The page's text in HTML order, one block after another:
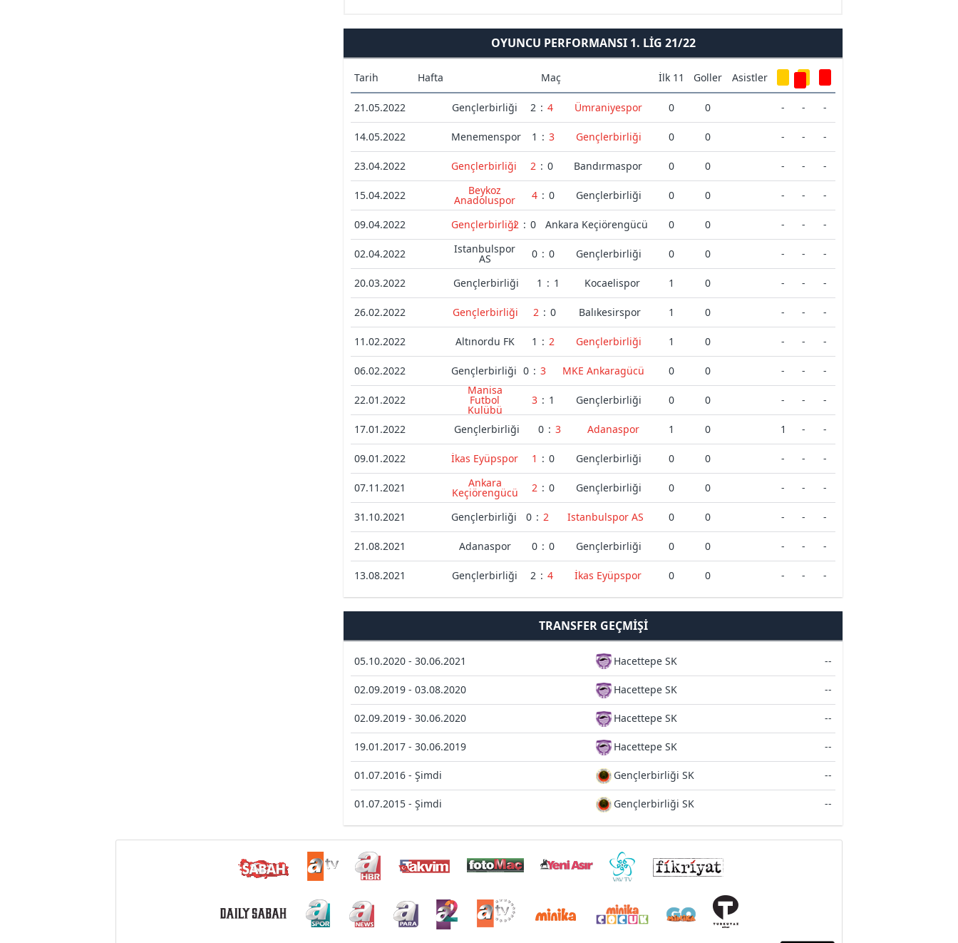
OYUNCU PERFORMANSI 1. LIG 21/22
Tarih Hafta Maç İlk 11 Goller Asistler
21.05.2022 Gençlerbirliği 2 : 4 Ümraniyespor 0 0 - - -
14.05.2022 Menemenspor 1 : 3 Gençlerbirliği 0 0 - - -
23.04.2022 Gençlerbirliği 2 : 0 Bandırmaspor 0 0 - - -
15.04.2022 Beykoz
Anadoluspor 4 : 0 Gençlerbirliği 0 0 - - -
09.04.2022 Gençlerbirliği2 : 0 Ankara Keçiörengücü 0 0 - - -
02.04.2022 Istanbulspor
AS 0 : 0 Gençlerbirliği 0 0 - - -
20.03.2022 Gençlerbirliği 1 : 1 Kocaelispor 1 0 - - -
26.02.2022 Gençlerbirliği 2 : 0 Balıkesirspor 1 0 - - -
11.02.2022 Altınordu FK 1 : 2 Gençlerbirliği 1 0 - - -
06.02.2022 Gençlerbirliği 0 : 3 MKE Ankaragücü 0 0 - - -
22.01.2022
Manisa
Futbol
Kulübü
3 : 1 Gençlerbirliği 0 0 - - -
17.01.2022 Gençlerbirliği 0 : 3 Adanaspor 1 0 1 - -
09.01.2022 İkas Eyüpspor 1 : 0 Gençlerbirliği 0 0 - - -
07.11.2021 Ankara
Keçiörengücü 2 : 0 Gençlerbirliği 0 0 - - -
31.10.2021 Gençlerbirliği 0 : 2 Istanbulspor AS 0 0 - - -
21.08.2021 Adanaspor 0 : 0 Gençlerbirliği 0 0 - - -
13.08.2021 Gençlerbirliği 2 : 4 İkas Eyüpspor 0 0 - - -
TRANSFER GEÇMIŞI
05.10.2020 - 30.06.2021 Hacettepe SK --
02.09.2019 - 03.08.2020 Hacettepe SK --
02.09.2019 - 30.06.2020 Hacettepe SK --
19.01.2017 - 30.06.2019 Hacettepe SK --
01.07.2016 - Şimdi Gençlerbirliği SK --
01.07.2015 - Şimdi Gençlerbirliği SK --